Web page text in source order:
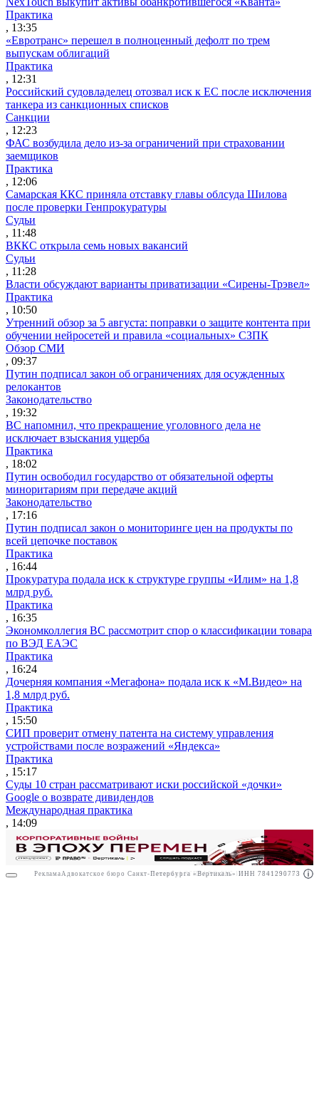
РекламаАО"ПРАВО.РУ" ИНН: 7708095468
Практика
, 13:35
«Евротранс» перешел в полноценный дефолт по трем
выпускам облигаций
Практика
, 12:31
Российский судовладелец отозвал иск к ЕС после исключения
танкера из санкционных списков
Санкции
, 12:23
ФАС возбудила дело из-за ограничений при страховании
заемщиков
Практика
, 12:06
Самарская ККС приняла отставку главы облсуда Шилова
после проверки Генпрокуратуры
Судьи
, 11:48
ВККС открыла семь новых вакансий
Судьи
, 11:28
Власти обсуждают варианты приватизации «Сирены-Трэвел»
Практика
, 10:50
Утренний обзор за 5 августа: поправки о защите контента при
обучении нейросетей и правила «социальных» СЗПК
Обзор СМИ
, 09:37
Путин подписал закон об ограничениях для осужденных
релокантов
Законодательство
, 19:32
ВС напомнил, что прекращение уголовного дела не
исключает взыскания ущерба
Практика
, 18:02
Путин освободил государство от обязательной оферты
миноритариям при передаче акций
Законодательство
, 17:16
Путин подписал закон о мониторинге цен на продукты по
всей цепочке поставок
Практика
, 16:44
Прокуратура подала иск к структуре группы «Илим» на 1,8
млрд руб.
Практика
, 16:35
Экономколлегия ВС рассмотрит спор о классификации товара
по ВЭД ЕАЭС
Практика
, 16:24
Дочерняя компания «Мегафона» подала иск к «М.Видео» на
1,8 млрд руб.
Практика
, 15:50
СИП проверит отмену патента на систему управления
устройствами после возражений «Яндекса»
Практика
, 15:17
Суды 10 стран рассматривают иски российской «дочки»
Google о возврате дивидендов
Международная практика
, 14:09
Реклама Адвокатское бюро Санкт-Петербурга «Вертикаль» ИНН 7841290773